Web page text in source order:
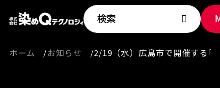
検索
ホーム お知らせ 2/19（水）広島市で開催する｢